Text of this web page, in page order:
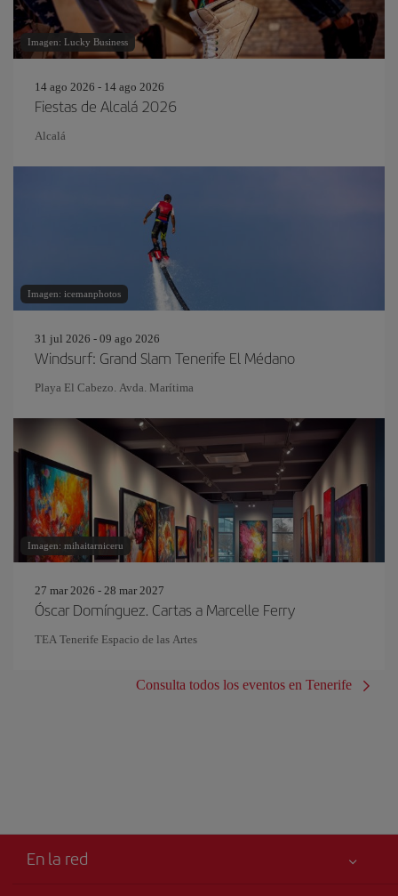
Imagen: Lucky Business
14 ago 2026 - 14 ago 2026
Fiestas de Alcalá 2026
Alcal
Imagen: icemanphotos
31 jul 2026 - 09 ago 2026
Windsurf: Grand Slam Tenerife El Médano
Playa El Cabezo. Avda. Marítima
Imagen: mihaitarniceru
27 mar 2026 - 28 mar 2027
Óscar Domínguez. Cartas a Marcelle Ferry
TEA Tenerife Espacio de las Artes
Consulta todos los eventos en Tenerife
En la red